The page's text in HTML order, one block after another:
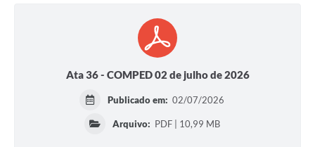
Ata 36 - COMPED 02 de julho de 2026
Publicado em: 02/07/2026
Arquivo: PDF | 10,99 MB